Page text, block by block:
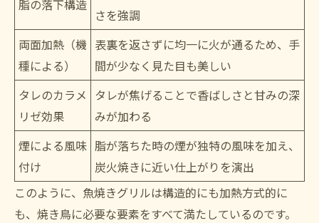
脂の落下構造
さを強調
両面加熱（機
種による）
表裏を返さずに均一に火が通るため、手
間が少なく見た目も美しい
タレのカラメ
リゼ効果
タレが焦げることで香ばしさと甘みの深
みが加わる
煙による風味
付け
脂が落ちた時の煙が独特の風味を加え、
炭火焼きに近い仕上がりを演出
このように、魚焼きグリルは構造的にも加熱方式的に
も、焼き鳥に必要な要素をすべて満たしているのです。